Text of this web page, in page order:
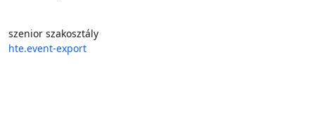
szenior szakosztály
hte.event-export